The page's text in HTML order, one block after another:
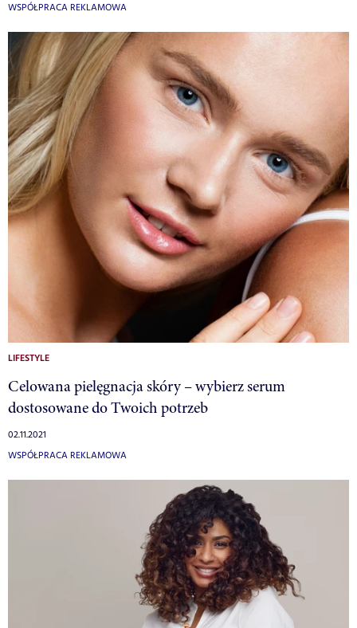
WSPÓŁPRACA REKLAMOWA
LIFESTYLE
Celowana pielęgnacja skóry – wybierz serum
dostosowane do Twoich potrzeb
02.11.2021
WSPÓŁPRACA REKLAMOWA